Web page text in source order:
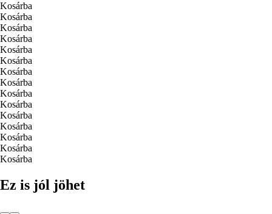
Kosárba
Kosárba
Kosárba
Kosárba
Kosárba
Kosárba
Kosárba
Kosárba
Kosárba
Kosárba
Kosárba
Kosárba
Kosárba
Kosárba
Kosárba
Ez is jól jöhet